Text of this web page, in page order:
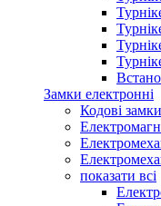
Замки електронні
Кодові замки
показати всі